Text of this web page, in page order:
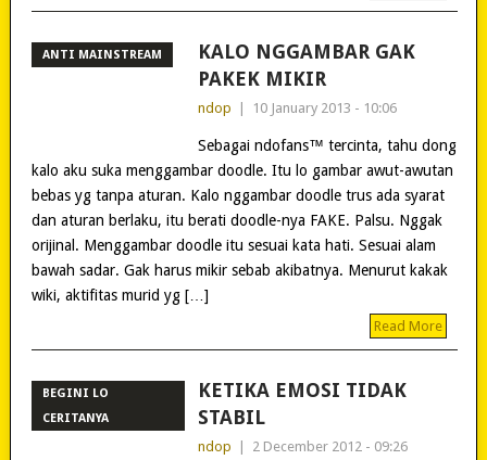
ANTI MAINSTREAM
KALO NGGAMBAR GAK
PAKEK MIKIR
ndop 10 January 2013 - 10:06
Sebagai ndofans™ tercinta, tahu dong
kalo aku suka menggambar doodle. Itu lo gambar awut-awutan
bebas yg tanpa aturan. Kalo nggambar doodle trus ada syarat
dan aturan berlaku, itu berati doodle-nya FAKE. Palsu. Nggak
orijinal. Menggambar doodle itu sesuai kata hati. Sesuai alam
bawah sadar. Gak harus mikir sebab akibatnya. Menurut kakak
wiki, aktifitas murid yg […]
Read More
BEGINI LO
CERITANYA
KETIKA EMOSI TIDAK
STABIL
ndop 2 December 2012 - 09:26